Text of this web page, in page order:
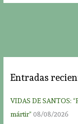
Entradas
VIDAS DE SANTOS:
mártir” 08/08/2026